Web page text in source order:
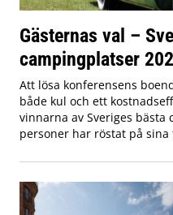
Gästernas val –
campingplatser
Att lösa konferensens
både kul och ett
vinnarna av Sveriges bästa
personer har röstat på